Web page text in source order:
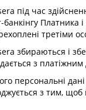
під час
Платника
третіми
збираються і
з
персональні
з тим,